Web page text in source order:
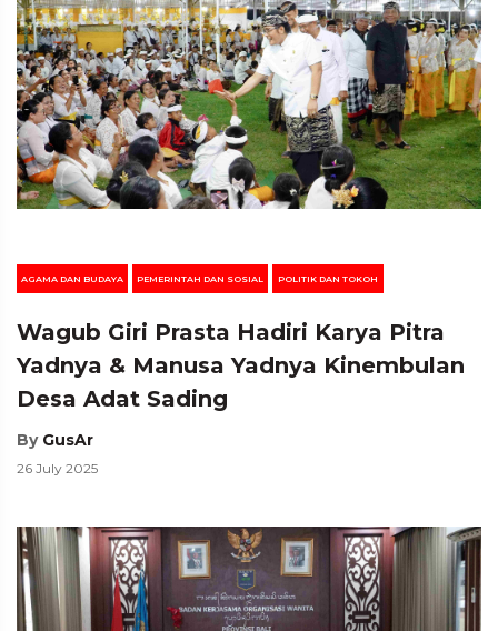
AGAMA DAN BUDAYA PEMERINTAH DAN SOSIAL POLITIK DAN TOKOH
Wagub Giri Prasta Hadiri Karya Pitra
Yadnya & Manusa Yadnya Kinembulan
Desa Adat Sading
By GusAr
26 July 2025